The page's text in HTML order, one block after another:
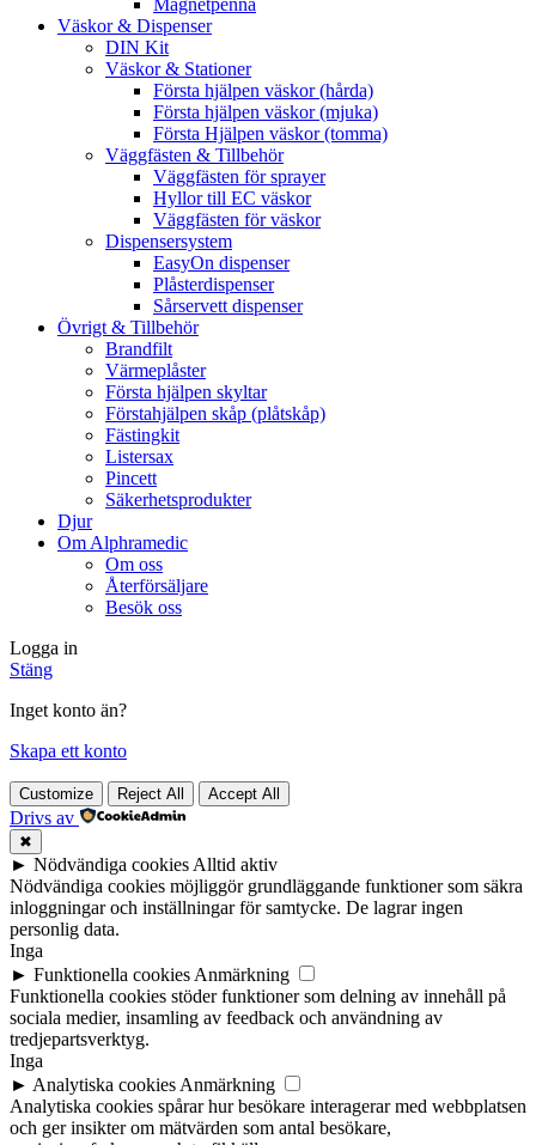
Magnetpenna
Väskor & Dispenser
DIN Kit
Väskor & Stationer
Första hjälpen väskor (hårda)
Första hjälpen väskor (mjuka)
Första Hjälpen väskor (tomma)
Väggfästen & Tillbehör
Väggfästen för sprayer
Hyllor till EC väskor
Väggfästen för väskor
Dispensersystem
EasyOn dispenser
Plåsterdispenser
Sårservett dispenser
Övrigt & Tillbehör
Brandfilt
Värmeplåster
Första hjälpen skyltar
Förstahjälpen skåp (plåtskåp)
Fästingkit
Listersax
Pincett
Säkerhetsprodukter
Djur
Om Alphramedic
Om oss
Återförsäljare
Besök oss
Logga in
Stäng
Inget konto än?
Skapa ett konto
Customize Reject All Accept All
Drivs av
✖
► Nödvändiga cookies Alltid aktiv
Nödvändiga cookies möjliggör grundläggande funktioner som säkra
inloggningar och inställningar för samtycke. De lagrar ingen
personlig data.
Inga
► Funktionella cookies Anmärkning
Funktionella cookies stöder funktioner som delning av innehåll på
sociala medier, insamling av feedback och användning av
tredjepartsverktyg.
Inga
► Analytiska cookies Anmärkning
Analytiska cookies spårar hur besökare interagerar med webbplatsen
och ger insikter om mätvärden som antal besökare,